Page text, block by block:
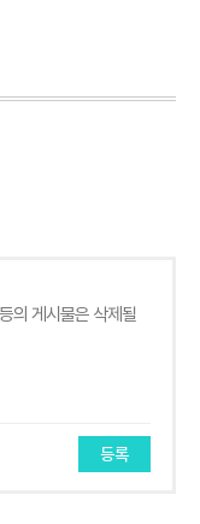
등록